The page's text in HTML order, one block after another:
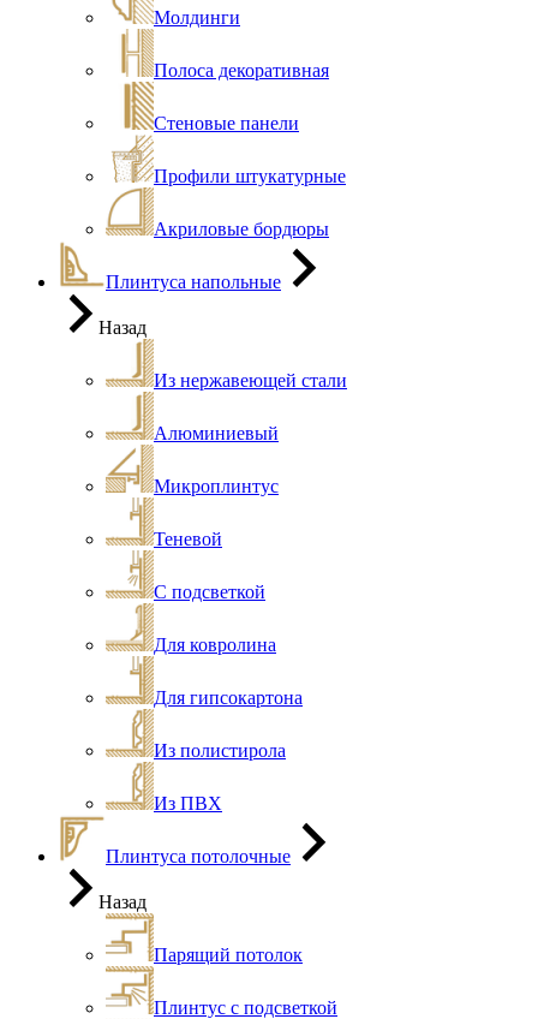
Молдинги
Полоса декоративная
Стеновые панели
Профили штукатурные
Акриловые бордюры
Плинтуса напольные
Назад
Из нержавеющей стали
Алюминиевый
Микроплинтус
Теневой
С подсветкой
Для ковролина
Для гипсокартона
Из полистирола
Из ПВХ
Плинтуса потолочные
Назад
Парящий потолок
Плинтус с подсветкой